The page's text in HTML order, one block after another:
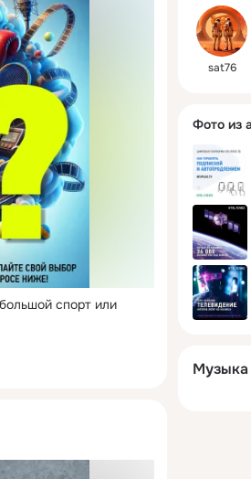
спорт или
можно
слушать
радио.
sat76
Фото из
Музыка